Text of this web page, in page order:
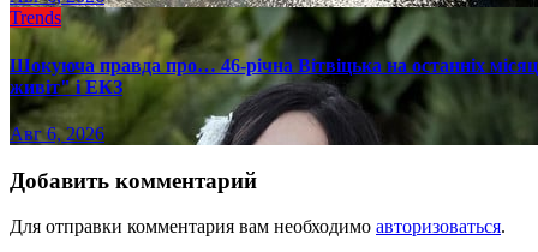
Trends
Шокуюча правда про… 46-річна Вітвіцька на останніх
живіт" і ЕКЗ
Авг 6, 2026
Добавить комментарий
Для отправки комментария вам необходимо авторизоваться.